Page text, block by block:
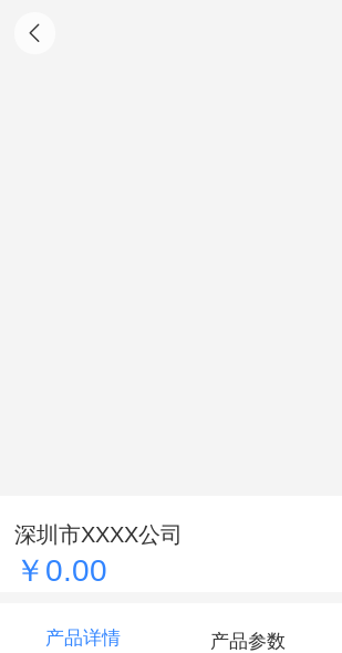
深圳市XXXX公司
￥0.00
产品详情 产品参数